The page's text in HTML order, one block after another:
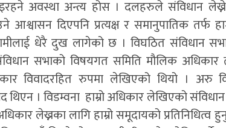
अवस्था अन्त्य होस । दलहरुले संविधान
आश्वासन दिएपनि प्रत्यक्ष र समानुपातिक तर्फ
धेरै दुख लागेको छ । विघठित संविधान
सभाको विषयगत समिति मौलिक अधिकार
विवादरहित रुपमा लेखिएको थियो । अरु
थिएन । विडम्वना हाम्रो अधिकार लेखिएको
लेख्नका लागि हाम्रो समूदायको